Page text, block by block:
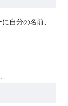
自分の名前、